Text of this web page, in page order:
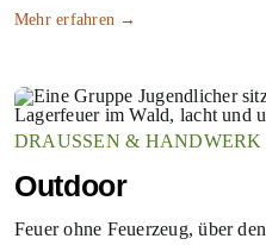
Mehr erfahren →
DRAUSSEN & HANDWERK
Outdoor
Feuer ohne Feuerzeug, über